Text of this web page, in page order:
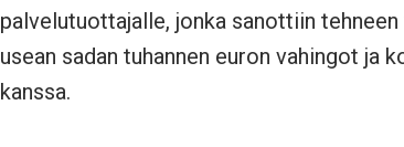
palvelutuottajalle, jonka sanottiin
usean sadan tuhannen euron vahingot ja
kanssa.